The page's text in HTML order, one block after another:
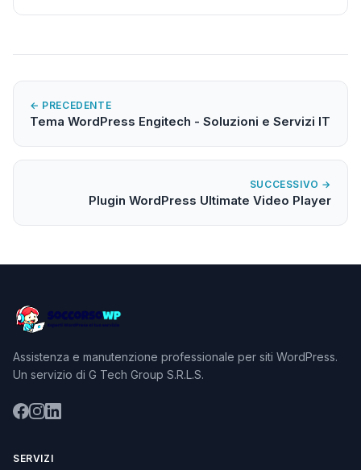
← PRECEDENTE
Tema WordPress Engitech - Soluzioni e Servizi IT
SUCCESSIVO →
Plugin WordPress Ultimate Video Player
Assistenza e manutenzione professionale per siti WordPress.
Un servizio di G Tech Group S.R.L.S.
SERVIZI